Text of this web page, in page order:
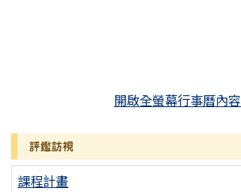
開啟全螢幕行事曆內容
評鑑訪視
課程計畫